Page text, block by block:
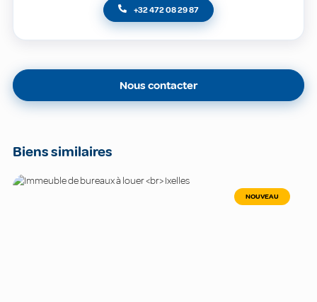
+32 472 08 29 87
Nous contacter
Biens similaires
NOUVEAU